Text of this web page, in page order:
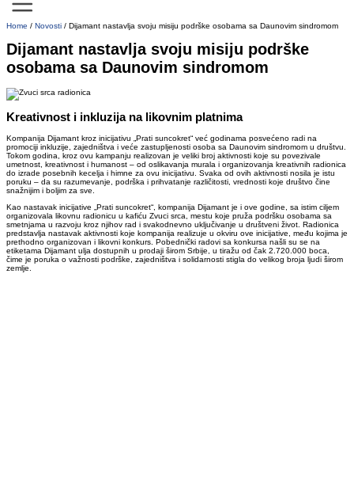
Home / Novosti / Dijamant nastavlja svoju misiju podrške osobama sa Daunovim sindromom
Dijamant nastavlja svoju misiju podrške
osobama sa Daunovim sindromom
Kreativnost i inkluzija na likovnim platnima
Kompanija Dijamant kroz inicijativu „Prati suncokret“ već godinama posvećeno radi na
promociji inkluzije, zajedništva i veće zastupljenosti osoba sa Daunovim sindromom u društvu.
Tokom godina, kroz ovu kampanju realizovan je veliki broj aktivnosti koje su povezivale
umetnost, kreativnost i humanost – od oslikavanja murala i organizovanja kreativnih radionica
do izrade posebnih kecelja i himne za ovu inicijativu. Svaka od ovih aktivnosti nosila je istu
poruku – da su razumevanje, podrška i prihvatanje različitosti, vrednosti koje društvo čine
snažnijim i boljim za sve.
Kao nastavak inicijative „Prati suncokret“, kompanija Dijamant je i ove godine, sa istim ciljem
organizovala likovnu radionicu u kafiću Zvuci srca, mestu koje pruža podršku osobama sa
smetnjama u razvoju kroz njihov rad i svakodnevno uključivanje u društveni život. Radionica
predstavlja nastavak aktivnosti koje kompanija realizuje u okviru ove inicijative, među kojima je
prethodno organizovan i likovni konkurs. Pobednički radovi sa konkursa našli su se na
etiketama Dijamant ulja dostupnih u prodaji širom Srbije, u tiražu od čak 2.720.000 boca,
čime je poruka o važnosti podrške, zajedništva i solidarnosti stigla do velikog broja ljudi širom
zemlje.